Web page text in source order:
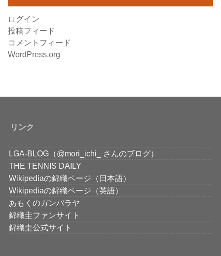
ログイン
投稿フィード
コメントフィード
WordPress.org
リンク
LGA-BLOG（@mori_ichi_ さんのブログ）
THE TENNIS DAILY
Wikipediaの錦織ページ（日本語）
Wikipediaの錦織ページ（英語）
あもくのガンバラヤ
錦織圭ファンサイト
錦織圭公式サイト